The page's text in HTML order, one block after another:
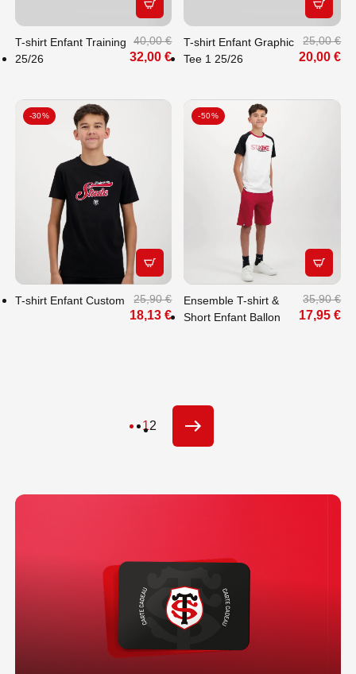
APERÇU RAPIDE
T-shirt Enfant Training
25/26
40,00 €
32,00 €
T-shirt Enfant Graphic
Tee 1 25/26
25,00 €
20,00 €
APERÇU RAPIDE
-30%
T-shirt Enfant Custom 25,90 €
18,13 €
-50%
Ensemble T-shirt &
Short Enfant Ballon
35,90 €
17,95 €
12 SUIVANT